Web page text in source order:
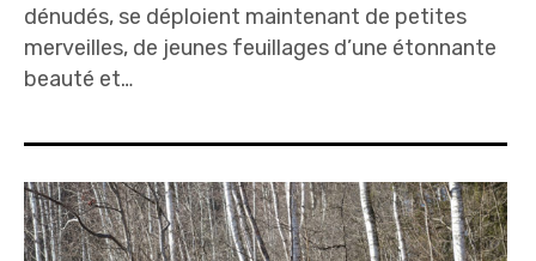
dénudés, se déploient maintenant de petites
merveilles, de jeunes feuillages d’une étonnante
beauté et…